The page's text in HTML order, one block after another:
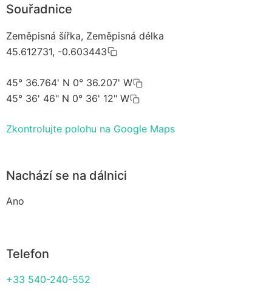
Souřadnice
Zeměpisná šířka, Zeměpisná délka
45.612731, -0.603443
45° 36.764' N 0° 36.207' W
45° 36' 46" N 0° 36' 12" W
Zkontrolujte polohu na Google Maps
Nachází se na dálnici
Ano
Telefon
+33 540-240-552